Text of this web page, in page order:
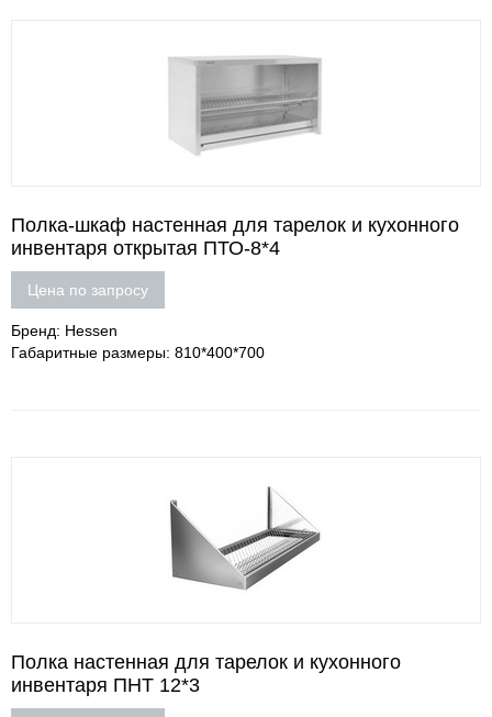
Полка-шкаф настенная для тарелок и кухонного
инвентаря открытая ПТО-8*4
Цена по запросу
Бренд: Hessen
Габаритные размеры: 810*400*700
Полка настенная для тарелок и кухонного
инвентаря ПНТ 12*3